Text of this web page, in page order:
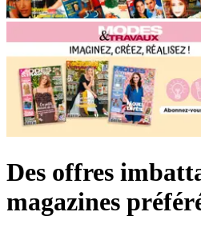
Des offres
magazines